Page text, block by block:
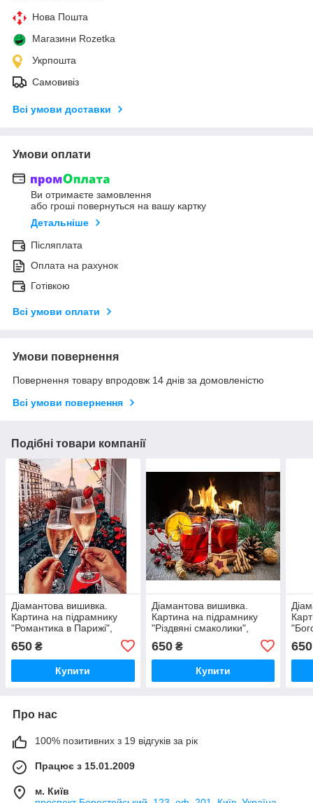
Нова Пошта
Магазини Rozetka
Укрпошта
Самовивіз
Всі умови доставки
Умови оплати
Ви отримаєте замовлення
або гроші повернуться на вашу картку
Детальніше
Післяплата
Оплата на рахунок
Готівкою
Всі умови оплати
Умови повернення
Повернення товару впродовж 14 днів за домовленістю
Всі умови повернення
Подібні товари компанії
Діамантова вишивка.
Картина на підрамнику
"Романтика в Парижі",
40х50см, квадратні стрази
650 ₴
Купити
Діамантова вишивка.
Картина на підрамнику
"Різдвяні смаколики",
стрази
650₴
Купити
650
Про нас
100% позитивних з 19 відгуків за рік
Працює з 15.01.2009
м. Київ